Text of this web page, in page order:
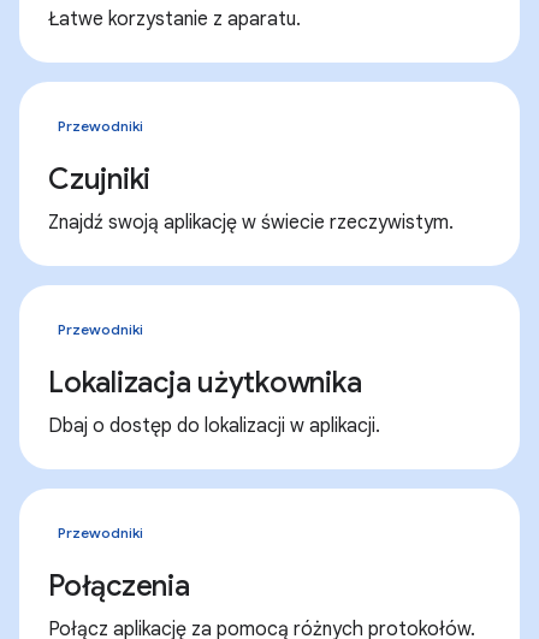
Łatwe korzystanie z aparatu.
Przewodniki
Czujniki
Znajdź swoją aplikację w świecie rzeczywistym.
Przewodniki
Lokalizacja użytkownika
Dbaj o dostęp do lokalizacji w aplikacji.
Przewodniki
Połączenia
Połącz aplikację za pomocą różnych protokołów.